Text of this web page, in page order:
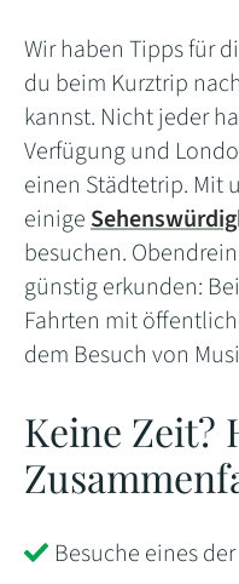
Wir haben Tipps für
du beim Kurztrip
kannst. Nicht jeder
Verfügung und
einen Städtetrip. Mit
einige
besuchen.
günstig erkunden:
Fahrten mit
dem Besuch von
Keine Zeit?
Besuche eines